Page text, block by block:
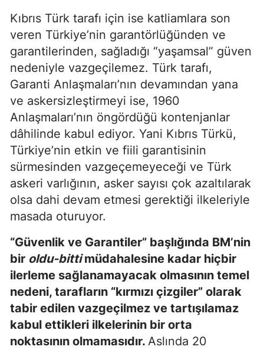
Kıbrıs Türk tarafı için ise katliamlara son
veren Türkiye’nin garantörlüğünden ve
garantilerinden, sağladığı “yaşamsal” güven
nedeniyle vazgeçilemez. Türk tarafı,
Garanti Anlaşmaları’nın devamından yana
ve askersizleştirmeyi ise, 1960
Anlaşmaları’nın öngördüğü kontenjanlar
dâhilinde kabul ediyor. Yani Kıbrıs Türkü,
Türkiye’nin etkin ve fiili garantisinin
sürmesinden vazgeçemeyeceği ve Türk
askeri varlığının, asker sayısı çok azaltılarak
olsa dahi devam etmesi gerektiği ilkeleriyle
masada oturuyor.
“Güvenlik ve Garantiler” başlığında BM’nin
bir oldu-bittimüdahalesine kadar hiçbir
ilerleme sağlanamayacak olmasının temel
nedeni, tarafların “kırmızı çizgiler” olarak
tabir edilen vazgeçilmez ve tartışılamaz
kabul ettikleri ilkelerinin bir orta
noktasının olmamasıdır. Aslında 20